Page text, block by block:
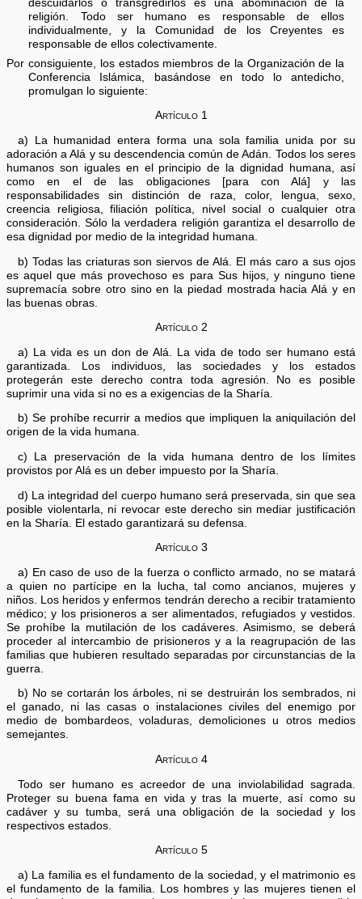
descuidarlos o transgredirlos es una abominación de la
religión. Todo ser humano es responsable de ellos
individualmente, y la Comunidad de los Creyentes es
responsable de ellos colectivamente.
Por consiguiente, los estados miembros de la Organización de la
Conferencia Islámica, basándose en todo lo antedicho,
promulgan lo siguiente:
Artículo 1
a) La humanidad entera forma una sola familia unida por su
adoración a Alá y su descendencia común de Adán. Todos los seres
humanos son iguales en el principio de la dignidad humana, así
como en el de las obligaciones [para con Alá] y las
responsabilidades sin distinción de raza, color, lengua, sexo,
creencia religiosa, filiación política, nivel social o cualquier otra
consideración. Sólo la verdadera religión garantiza el desarrollo de
esa dignidad por medio de la integridad humana.
b) Todas las criaturas son siervos de Alá. El más caro a sus ojos
es aquel que más provechoso es para Sus hijos, y ninguno tiene
supremacía sobre otro sino en la piedad mostrada hacia Alá y en
las buenas obras.
Artículo 2
a) La vida es un don de Alá. La vida de todo ser humano está
garantizada. Los individuos, las sociedades y los estados
protegerán este derecho contra toda agresión. No es posible
suprimir una vida si no es a exigencias de la Sharía.
b) Se prohíbe recurrir a medios que impliquen la aniquilación del
origen de la vida humana.
c) La preservación de la vida humana dentro de los límites
provistos por Alá es un deber impuesto por la Sharía.
d) La integridad del cuerpo humano será preservada, sin que sea
posible violentarla, ni revocar este derecho sin mediar justificación
en la Sharía. El estado garantizará su defensa.
Artículo 3
a) En caso de uso de la fuerza o conflicto armado, no se matará
a quien no partícipe en la lucha, tal como ancianos, mujeres y
niños. Los heridos y enfermos tendrán derecho a recibir tratamiento
médico; y los prisioneros a ser alimentados, refugiados y vestidos.
Se prohíbe la mutilación de los cadáveres. Asimismo, se deberá
proceder al intercambio de prisioneros y a la reagrupación de las
familias que hubieren resultado separadas por circunstancias de la
guerra.
b) No se cortarán los árboles, ni se destruirán los sembrados, ni
el ganado, ni las casas o instalaciones civiles del enemigo por
medio de bombardeos, voladuras, demoliciones u otros medios
semejantes.
Artículo 4
Todo ser humano es acreedor de una inviolabilidad sagrada.
Proteger su buena fama en vida y tras la muerte, así como su
cadáver y su tumba, será una obligación de la sociedad y los
respectivos estados.
Artículo 5
a) La familia es el fundamento de la sociedad, y el matrimonio es
el fundamento de la familia. Los hombres y las mujeres tienen el